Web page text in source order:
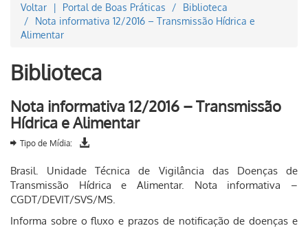
Voltar Portal de Boas Práticas
Biblioteca
Nota informativa 12/2016 – Transmissão Hídrica e
Alimentar
Biblioteca
Nota informativa 12/2016 – Transmissão
Hídrica e Alimentar
Tipo de Mídia:
Brasil. Unidade Técnica de Vigilância das Doenças de
Transmissão Hídrica e Alimentar. Nota informativa –
CGDT/DEVIT/SVS/MS.
Informa sobre o fluxo e prazos de notificação de doenças e